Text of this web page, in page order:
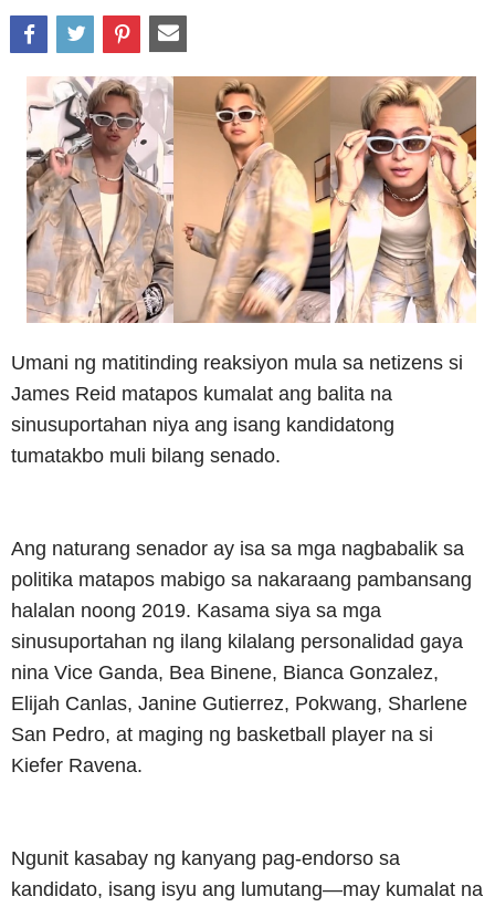
Umani ng matitinding reaksiyon mula sa netizens si
James Reid matapos kumalat ang balita na
sinusuportahan niya ang isang kandidatong
tumatakbo muli bilang senado.
Ang naturang senador ay isa sa mga nagbabalik sa
politika matapos mabigo sa nakaraang pambansang
halalan noong 2019. Kasama siya sa mga
sinusuportahan ng ilang kilalang personalidad gaya
nina Vice Ganda, Bea Binene, Bianca Gonzalez,
Elijah Canlas, Janine Gutierrez, Pokwang, Sharlene
San Pedro, at maging ng basketball player na si
Kiefer Ravena.
Ngunit kasabay ng kanyang pag-endorso sa
kandidato, isang isyu ang lumutang—may kumalat na